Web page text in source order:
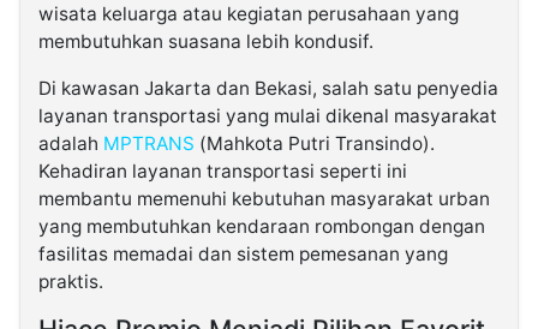
wisata keluarga atau kegiatan perusahaan yang
membutuhkan suasana lebih kondusif.
Di kawasan Jakarta dan Bekasi, salah satu penyedia
layanan transportasi yang mulai dikenal masyarakat
adalah MPTRANS (Mahkota Putri Transindo).
Kehadiran layanan transportasi seperti ini
membantu memenuhi kebutuhan masyarakat urban
yang membutuhkan kendaraan rombongan dengan
fasilitas memadai dan sistem pemesanan yang
praktis.